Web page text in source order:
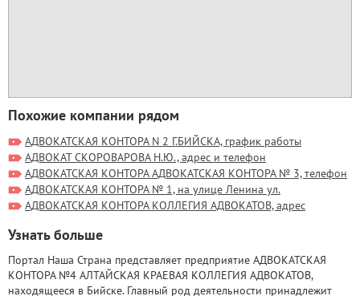
Похожие компании рядом
АДВОКАТСКАЯ КОНТОРА N 2 Г.БИЙСКА, график работы
АДВОКАТ СКОРОВАРОВА Н.Ю., адрес и телефон
АДВОКАТСКАЯ КОНТОРА АДВОКАТСКАЯ КОНТОРА № 3, телефон
АДВОКАТСКАЯ КОНТОРА № 1, на улице Ленина ул.
АДВОКАТСКАЯ КОНТОРА КОЛЛЕГИЯ АДВОКАТОВ, адрес
Узнать больше
Портал Наша Страна представляет предприятие АДВОКАТСКАЯ
КОНТОРА №4 АЛТАЙСКАЯ КРАЕВАЯ КОЛЛЕГИЯ АДВОКАТОВ,
находящееся в Бийске. Главный род деятельности принадлежит